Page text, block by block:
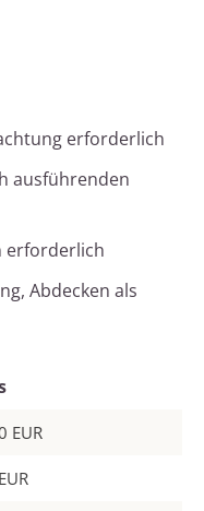
erforderlich
ausführenden
erforderlich
Abdecken als
EUR